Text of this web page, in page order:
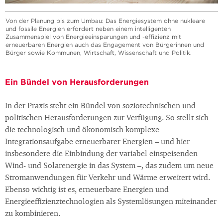
Von der Planung bis zum Umbau: Das Energiesystem ohne nukleare
und fossile Energien erfordert neben einem intelligenten
Zusammenspiel von Energieeinsparungen und -effizienz mit
erneuerbaren Energien auch das Engagement von Bürgerinnen und
Bürger sowie Kommunen, Wirtschaft, Wissenschaft und Politik.
Ein Bündel von Herausforderungen
In der Praxis steht ein Bündel von soziotechnischen und
politischen Herausforderungen zur Verfügung. So stellt sich
die technologisch und ökonomisch komplexe
Integrationsaufgabe erneuerbarer Energien – und hier
insbesondere die Einbindung der variabel einspeisenden
Wind- und Solarenergie in das System –, das zudem um neue
Stromanwendungen für Verkehr und Wärme erweitert wird.
Ebenso wichtig ist es, erneuerbare Energien und
Energieeffizienztechnologien als Systemlösungen miteinander
zu kombinieren.